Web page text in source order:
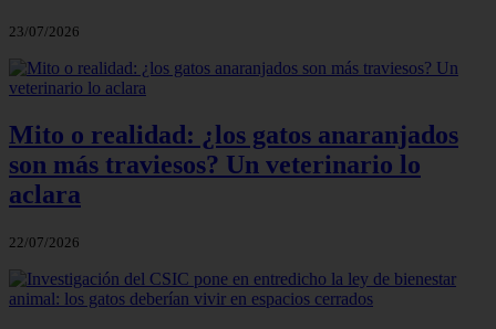
23/07/2026
Mito o realidad: ¿los gatos anaranjados
son más traviesos? Un veterinario lo
aclara
22/07/2026